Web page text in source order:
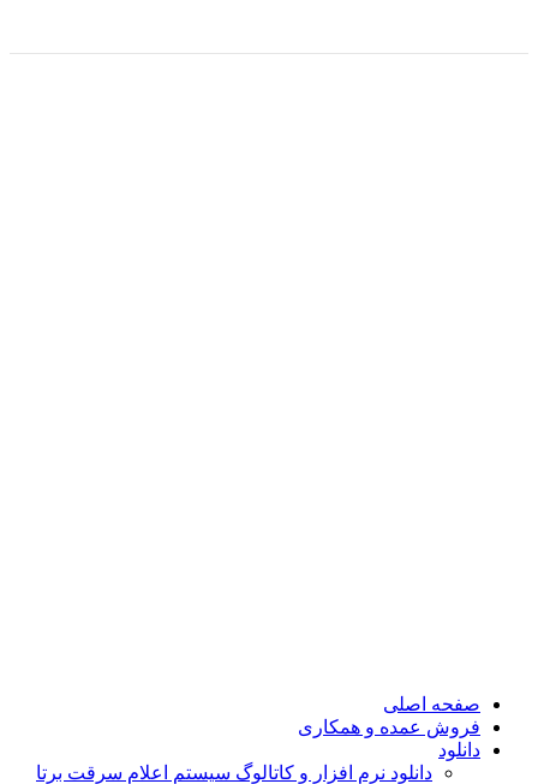
صفحه اصلی
فروش عمده و همکاری
دانلود
دانلود نرم افزار و کاتالوگ سیستم اعلام سرقت برتا